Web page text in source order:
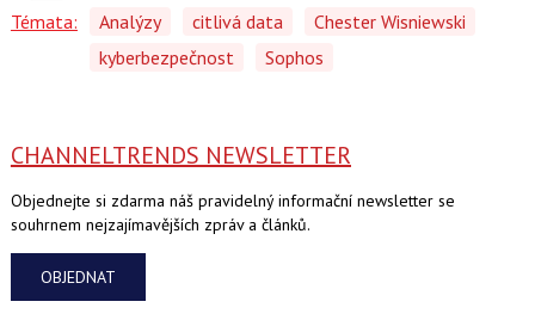
Témata: Analýzy citlivá data
Chester Wisniewski
kyberbezpečnost
Sophos
CHANNELTRENDS NEWSLETTER
Objednejte si zdarma náš pravidelný informační newsletter se
souhrnem nejzajímavějších zpráv a článků.
OBJEDNAT